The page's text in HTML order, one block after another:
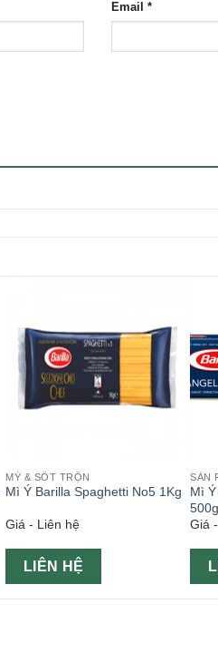
Email *
MỲ & SỐT TRỘN
Mì Ý Barilla Spaghetti No5 1Kg
Giá - Liên hệ
LIÊN HỆ
SẢN
Mì
500g
Giá